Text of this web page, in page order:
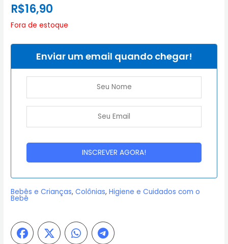
R$16,90
Fora de estoque
Enviar um email quando chegar!
Bebês e Crianças,Colônias,Higiene e Cuidados com o
Bebê